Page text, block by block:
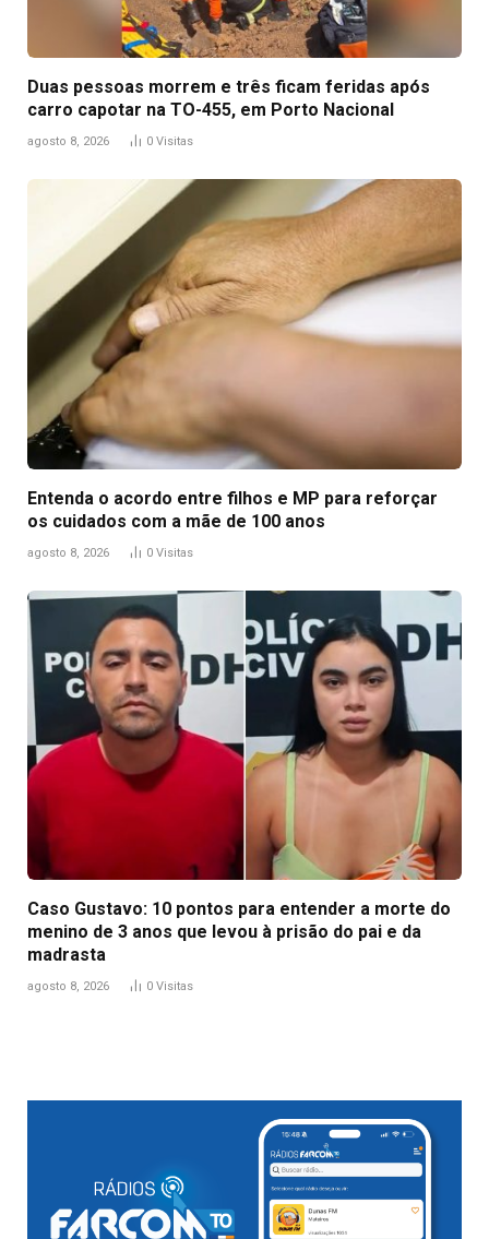
Duas pessoas morrem e três ficam feridas após
carro capotar na TO-455, em Porto Nacional
agosto 8, 2026 0 Visitas
Entenda o acordo entre filhos e MP para reforçar
os cuidados com a mãe de 100 anos
agosto 8, 2026 0 Visitas
Caso Gustavo: 10 pontos para entender a morte do
menino de 3 anos que levou à prisão do pai e da
madrasta
agosto 8, 2026 0 Visitas